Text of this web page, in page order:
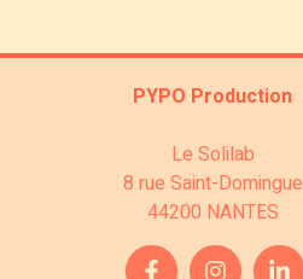
PYPO Production
Le Solilab
8 rue Saint-Domingue
44200 NANTES